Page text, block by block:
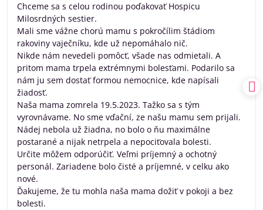
5
Chceme sa s celou rodinou poďakovať Hospicu
Milosrdných sestier.
Mali sme vážne chorú mamu s pokročílim štádiom
rakoviny vaječníku, kde už nepomáhalo nič.
Nikde nám nevedeli pomôcť, všade nas odmietali. A
pritom mama trpela extrémnymi bolesťami. Podarilo sa
nám ju sem dostať formou nemocnice, kde napísali
žiadosť.
Naša mama zomrela 19.5.2023. Tažko sa s tým
vyrovnávame. No sme vďační, ze našu mamu sem prijali.
Nádej nebola už žiadna, no bolo o ňu maximálne
postarané a nijak netrpela a nepociťovala bolesti.
Určite môžem odporúčiť. Veľmi príjemný a ochotný
personál. Zariadene bolo čisté a príjemné, v celku ako
nové.
Ďakujeme, že tu mohla naša mama dožiť v pokoji a bez
bolesti.